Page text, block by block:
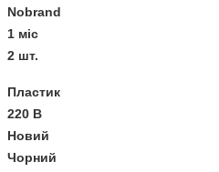
Nobrand
1 міс
2 шт.
Пластик
220 В
Новий
Чорний